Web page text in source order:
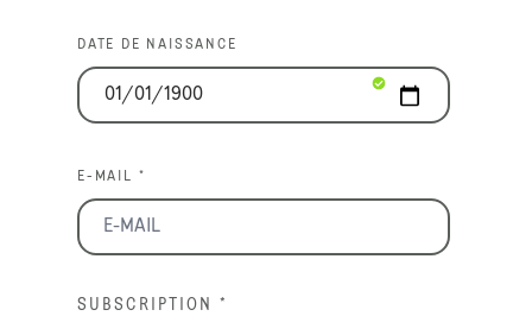
DATE DE NAISSANCE
E-MAIL *
SUBSCRIPTION *